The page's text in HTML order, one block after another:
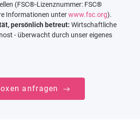
(FSC®-Lizenznummer: FSC®
Informationen unterwww.fsc.org).
persönlich betreut: Wirtschaftliche
- überwacht durch unser eigenes
anfragen